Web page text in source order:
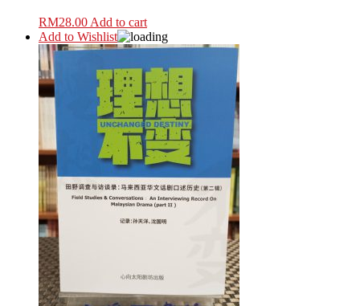
RM28.00 Add to cart
Add to Wishlist